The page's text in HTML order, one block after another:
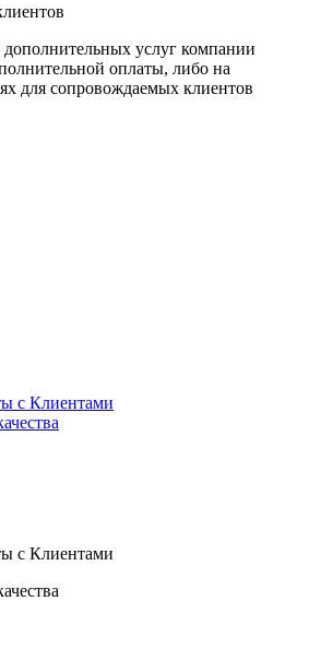
услуг компании
оплаты, либо на
для сопровождаемых клиентов
с Клиентами
с Клиентами